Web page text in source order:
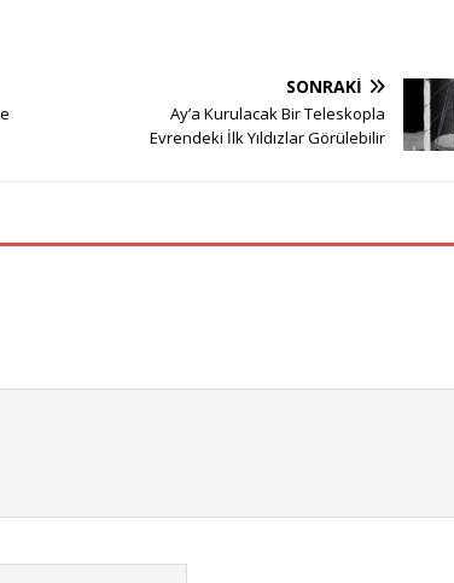
SONRAKI
Ay’a Kurulacak Bir Teleskopla
Evrendeki İlk Yıldızlar Görülebilir